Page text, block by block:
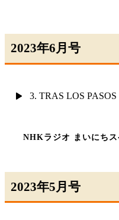
2023年6月号
NHKラジオ まいにち
2023年5月号